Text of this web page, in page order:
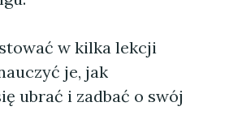
w kilka lekcji
je, jak
ubrać i zadbać o swój